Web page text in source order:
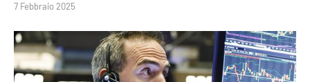
7 Febbraio 2025